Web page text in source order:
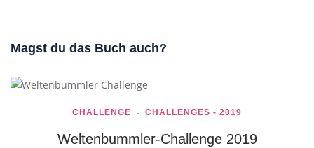
Magst du das Buch auch?
CHALLENGE CHALLENGES - 2019
Weltenbummler-Challenge 2019